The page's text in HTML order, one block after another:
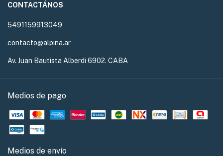
CONTACTÁNOS
5491159913049
contacto@alpina.ar
Av. Juan Bautista Alberdi 6902. CABA
Medios de pago
Medios de envío